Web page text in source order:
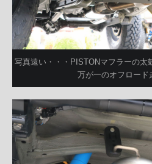
写真遠い・・・PISTONマフラーの太
万が一のオフロード